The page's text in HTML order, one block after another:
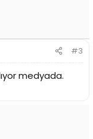
#3
medyada.